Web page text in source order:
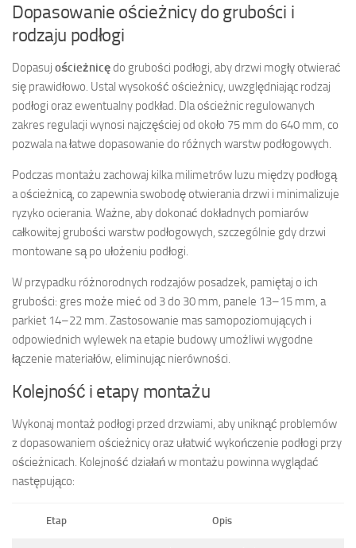
Dopasowanie ościeżnicy do grubości i
rodzaju podłogi
Dopasuj ościeżnicędo grubości podłogi, aby drzwi mogły otwierać
się prawidłowo. Ustal wysokość ościeżnicy, uwzględniając rodzaj
podłogi oraz ewentualny podkład. Dla ościeżnic regulowanych
zakres regulacji wynosi najczęściej od około 75 mm do 640 mm, co
pozwala na łatwe dopasowanie do różnych warstw podłogowych.
Podczas montażu zachowaj kilka milimetrów luzu między podłogą
a ościeżnicą, co zapewnia swobodę otwierania drzwi i minimalizuje
ryzyko ocierania. Ważne, aby dokonać dokładnych pomiarów
całkowitej grubości warstw podłogowych, szczególnie gdy drzwi
montowane są po ułożeniu podłogi.
W przypadku różnorodnych rodzajów posadzek, pamiętaj o ich
grubości: gres może mieć od 3 do 30 mm, panele 13–15 mm, a
parkiet 14–22 mm. Zastosowanie mas samopoziomujących i
odpowiednich wylewek na etapie budowy umożliwi wygodne
łączenie materiałów, eliminując nierówności.
Kolejność i etapy montażu
Wykonaj montaż podłogi przed drzwiami, aby uniknąć problemów
z dopasowaniem ościeżnicy oraz ułatwić wykończenie podłogi przy
ościeżnicach. Kolejność działań w montażu powinna wyglądać
następująco:
Etap Opis